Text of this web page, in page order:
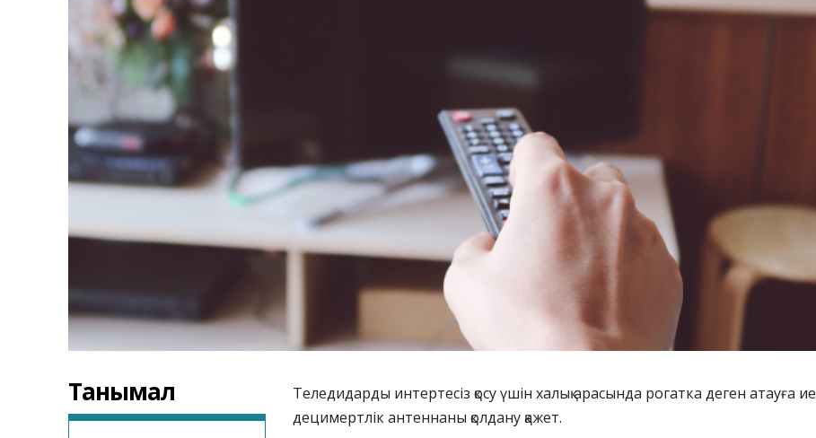
Танымал
Теледидарды интертесіз қосу үшін халық арасында рогатка деген атауға ие
децимертлік антеннаны қолдану қажет.